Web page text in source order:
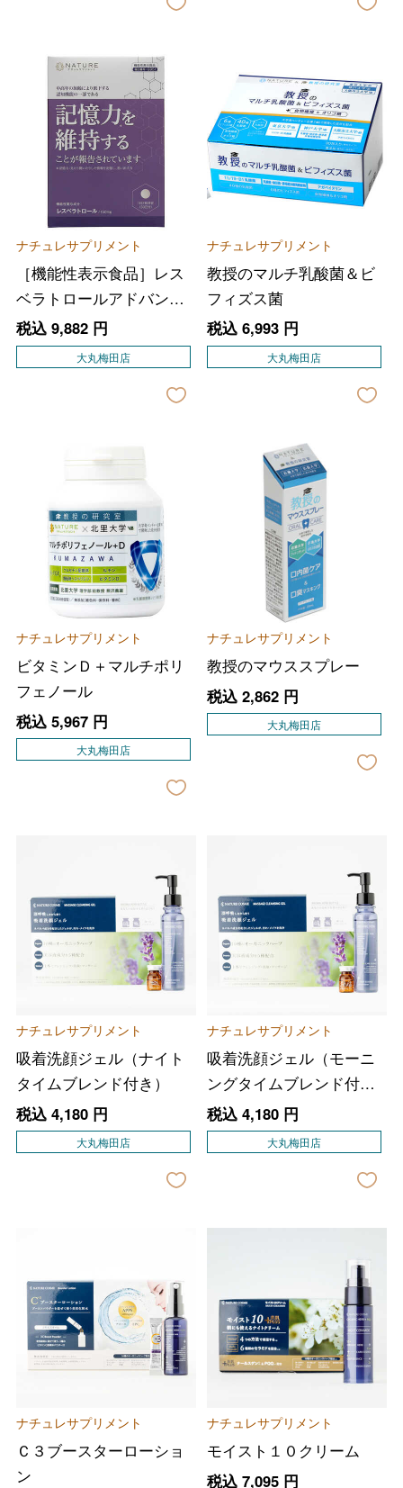
ナチュレサプリメント
［機能性表示食品］レス
ベラトロールアドバンス
ト
税込 9,882円
大丸梅田店
ナチュレサプリメント
教授のマルチ乳酸菌＆ビ
フィズス菌
税込 6,993円
大丸梅田店
ナチュレサプリメント
ビタミンＤ＋マルチポリ
フェノール
税込 5,967円
大丸梅田店
ナチュレサプリメント
教授のマウススプレー
税込 2,862円
大丸梅田店
ナチュレサプリメント
吸着洗顔ジェル（ナイト
タイムブレンド付き）
税込 4,180円
大丸梅田店
ナチュレサプリメント
吸着洗顔ジェル（モーニ
ングタイムブレンド付
き）
税込 4,180円
大丸梅田店
ナチュレサプリメント
Ｃ３ブースターローショ
ン
ナチュレサプリメント
モイスト１０クリーム
税込 7,095円